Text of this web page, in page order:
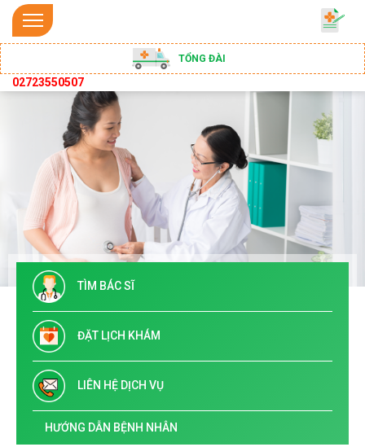
TỔNG ĐÀI
02723550507
TÌM BÁC SĨ
ĐẶT LỊCH KHÁM
LIÊN HỆ DỊCH VỤ
HƯỚNG DẪN BỆNH NHÂN